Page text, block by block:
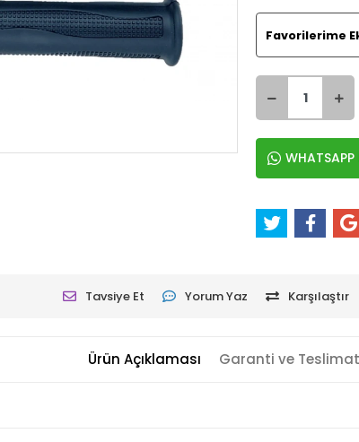
Favorilerime
WHATSAPP
Tavsiye Et Yorum Yaz Karşılaştır
Ürün Açıklaması Garanti ve Teslimat